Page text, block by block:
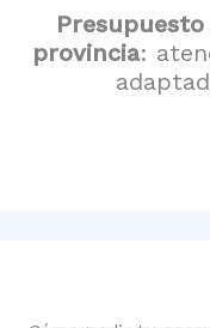
provincia: